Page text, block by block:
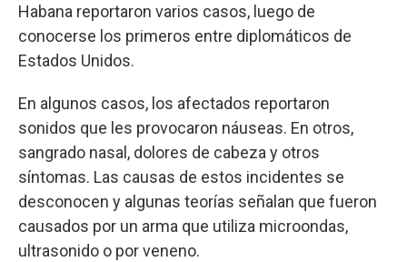
Habana reportaron varios casos, luego de
conocerse los primeros entre diplomáticos de
Estados Unidos.
En algunos casos, los afectados reportaron
sonidos que les provocaron náuseas. En otros,
sangrado nasal, dolores de cabeza y otros
síntomas. Las causas de estos incidentes se
desconocen y algunas teorías señalan que fueron
causados por un arma que utiliza microondas,
ultrasonido o por veneno.